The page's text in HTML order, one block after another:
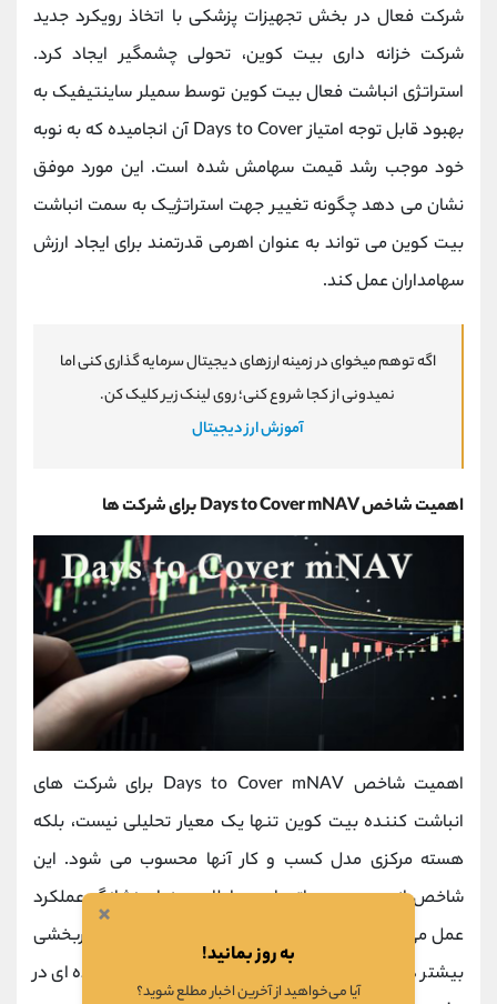
شرکت فعال در بخش تجهیزات پزشکی با اتخاذ رویکرد جدید
شرکت خزانه ‌داری بیت ‌کوین، تحولی چشمگیر ایجاد کرد.
استراتژی انباشت فعال بیت‌ کوین توسط سمیلر ساینتیفیک به
بهبود قابل توجه امتیاز Days to Cover آن انجامیده که به نوبه
خود موجب رشد قیمت سهامش شده است. این مورد موفق
نشان می ‌دهد چگونه تغییر جهت استراتژیک به سمت انباشت
بیت‌ کوین می ‌تواند به عنوان اهرمی قدرتمند برای ایجاد ارزش
سهامداران عمل کند.
اگه توهم میخوای در زمینه ارزهای دیجیتال سرمایه گذاری کنی اما
نمیدونی از کجا شروع کنی؛ روی لینک زیر کلیک کن.
آموزش ارز دیجیتال
اهمیت شاخص Days to Cover mNAV برای شرکت ها
اهمیت شاخص Days to Cover mNAV برای شرکت ‌های
انباشت ‌کننده بیت‌ کوین تنها یک معیار تحلیلی نیست، بلکه
هسته مرکزی مدل کسب ‌و کار آنها محسوب می ‌شود. این
شاخص از دو جهت حیاتی است: اولا به عنوان نشانگر عملکرد
عمل می‌کند هرچه امتیاز پایین‌ تر باشد، نشان ‌دهنده اثربخشی
بیشتر در استراتژی انباشت است. ثانیا نقش تعیین ‌کننده ‌ای در
×
به روز بمانید!
آیا می‌خواهید از آخرین اخبار مطلع شوید؟